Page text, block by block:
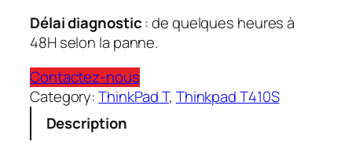
Délai diagnostic : de quelques heures à
48H selon la panne.
Contactez-nous
Category:ThinkPad T, Thinkpad T410S
Description